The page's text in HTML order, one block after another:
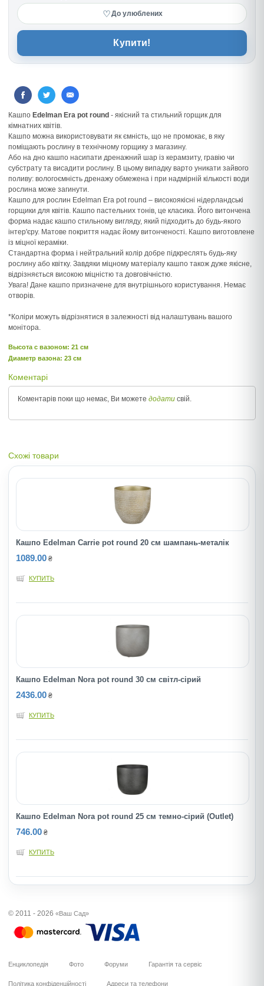
♡До улюблених
Купити!
Кашпо Edelman Era pot round - якісний та стильний горщик для
кімнатних квітів.
Кашпо можна використовувати як ємність, що не промокає, в яку
поміщають рослину в технічному горщику з магазину.
Або на дно кашпо насипати дренажний шар із керамзиту, гравію чи
субстрату та висадити рослину. В цьому випадку варто уникати зайвого
поливу: вологоємність дренажу обмежена і при надмірній кількості води
рослина може загинути.
Кашпо для рослин Edelman Era pot round – високоякісні нідерландські
горщики для квітів. Кашпо пастельних тонів, це класика. Його витончена
форма надає кашпо стильному вигляду, який підходить до будь-якого
інтер'єру. Матове покриття надає йому витонченості. Кашпо виготовлене
із міцної кераміки.
Стандартна форма і нейтральний колір добре підкреслять будь-яку
рослину або квітку. Завдяки міцному матеріалу кашпо також дуже якісне,
відрізняється високою міцністю та довговічністю.
Увага! Дане кашпо призначене для внутрішнього користування. Немає
отворів.
*Коліри можуть відрізнятися в залежності від налаштувань вашого
монітора.
Высота c вазоном: 21 см
Диаметр вазона: 23 см
Коментарі
Коментарів поки що немає, Ви можете додати свій.
Схожі товари
Кашпо Edelman Carrie pot round 20 см шампань-металiк
1089.00 ₴
КУПИТЬ
Кашпо Edelman Nora pot round 30 cм cвiтл-сiрий
2436.00 ₴
КУПИТЬ
Кашпо Edelman Nora pot round 25 cм темно-сiрий (Outlet)
746.00 ₴
КУПИТЬ
© 2011 - 2026 «Ваш Сад»
Енциклопедія Фото Форуми Гарантія та сервіс
Політика конфіденційності Адреси та телефони